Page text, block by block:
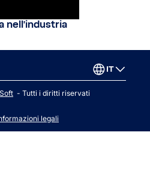
nell'industria
IT
- Tutti i diritti riservati
legali